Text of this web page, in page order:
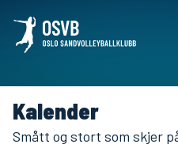
Kalender
Smått og stort som skjer